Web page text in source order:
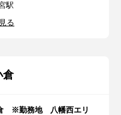
駅
る
倉
※勤務地 八幡西エリ